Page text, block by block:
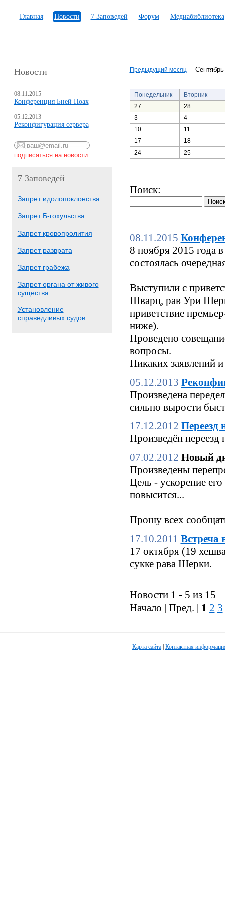
Главная Новости 7 Заповедей Форум Медиабиблиотека
Новости
08.11.2015
Конференция Бней Ноах
05.12.2013
Реконфигурация сервера
7 Заповедей
Запрет идолопоклонства
Запрет Б-гохульства
Запрет кровопролития
Запрет разврата
Запрет грабежа
Запрет органа от живого
существа
Установление
справедливых судов
Предыдущий месяц
Понедельник
Вторник
27
28
3
4
10
11
17
18
24
25
Поиск:
08.11.2015
8 ноября 2015 года
состоялась
Выступили с
Шварц, рав Ури
приветствие
ниже).
Проведено
вопросы.
Никаких заявлений
05.12.2013
Произведена
сильно вырости
17.12.2012 Переезд
Произведён переезд
07.02.2012 Новый
Произведены
Цель - ускорение
повысится...
Прошу всех
17.10.2011 Встреча
17 октября (19
сукке рава Шерки.
Новости 1 - 5 из 15
Начало | Пред. | 1 2 3
Карта сайта| Контактная